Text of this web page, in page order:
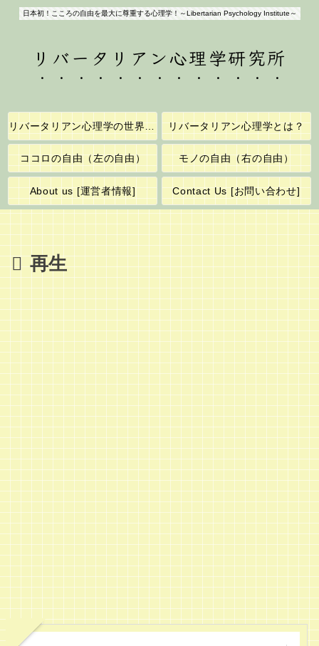
日本初！こころの自由を最大に尊重する心理学！～Libertarian Psychology Institute～
リバータリアン心理学研究所
リバータリアン心理学の世界へようこそ！ リバータリアン心理学とは？
ココロの自由（左の自由） モノの自由（右の自由）
About us [運営者情報] Contact Us [お問い合わせ]
再生